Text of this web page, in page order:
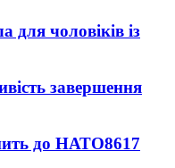
для чоловіків із
завершення
до НАТО8617